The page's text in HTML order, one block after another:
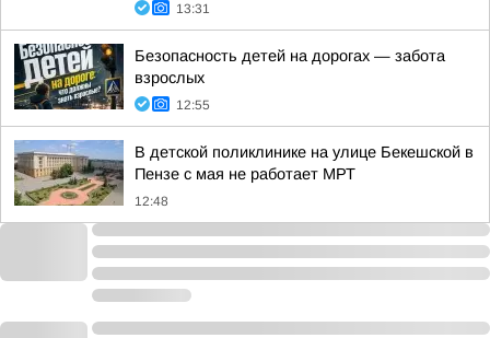
13:31
Безопасность детей на дорогах — забота
взрослых
12:55
В детской поликлинике на улице Бекешской в
Пензе с мая не работает МРТ
12:48